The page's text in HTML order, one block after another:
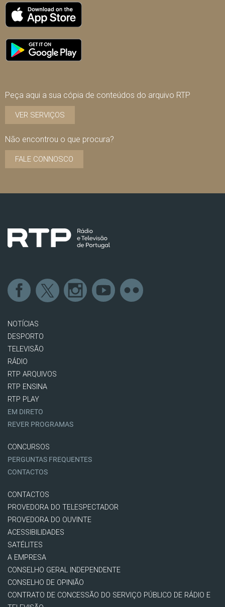
Peça aqui a sua cópia de conteúdos do arquivo RTP
VER SERVIÇOS
Não encontrou o que procura?
FALE CONNOSCO
NOTÍCIAS
DESPORTO
TELEVISÃO
RÁDIO
RTP ARQUIVOS
RTP ENSINA
RTP PLAY
EM DIRETO
REVER PROGRAMAS
CONCURSOS
PERGUNTAS FREQUENTES
CONTACTOS
CONTACTOS
PROVEDORA DO TELESPECTADOR
PROVEDORA DO OUVINTE
ACESSIBILIDADES
SATÉLITES
A EMPRESA
CONSELHO GERAL INDEPENDENTE
CONSELHO DE OPINIÃO
CONTRATO DE CONCESSÃO DO SERVIÇO PÚBLICO DE RÁDIO E